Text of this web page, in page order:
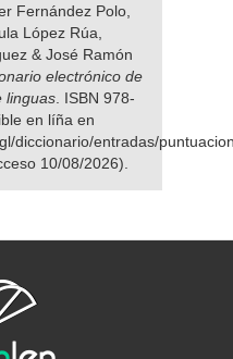
Fernández Polo,
López Rúa,
& José Ramón
electrónico de
linguas . ISBN 978-
en líña en
diccionario/entradas/
10/08/2026).